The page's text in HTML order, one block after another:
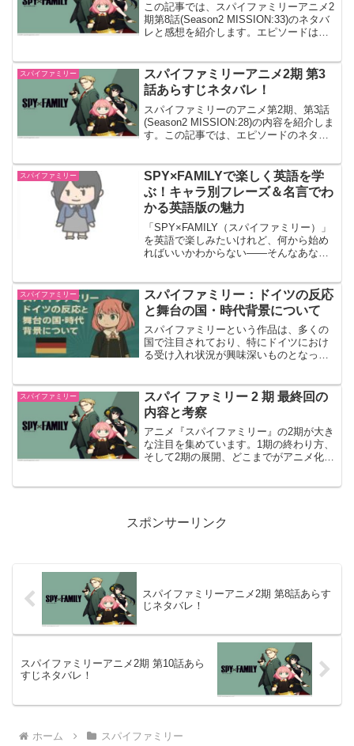
この記事では、スパイファミリーアニメ2
期第8話(Season2 MISSION:33)のネタバ
レと感想を紹介します。エピソードはヨ
クターの深さと家族への愛、ユーリとヨ
ルの関係の深さを掘り下げます。
スパイファミリー
スパイファミリーアニメ2期 第3
話あらすじネタバレ！
スパイファミリーのアニメ第2期、第3話
(Season2 MISSION:28)の内容を紹介しま
す。この記事では、エピソードのネタバ
ご注意ください。
スパイファミリー
SPY×FAMILYで楽しく英語を学
ぶ！キャラ別フレーズ＆名言でわ
かる英語版の魅力
「SPY×FAMILY（スパイファミリー）」
を英語で楽しみたいけれど、何から始め
ればいいかわからない——そんなあなた
名言を紹介しながら、英語版コミックの
試し読み方法や英語学習への活用法まで
徹底解説します。英語でSPY×FAMILYを
楽しむ方法を知りたい方、アニメや漫画
を教材にしたい英語学習者にとって、実
用的で楽しいヒントが満載です。
スパイファミリー
スパイファミリー：ドイツの反応
と舞台の国・時代背景について
スパイファミリーという作品は、多くの
国で注目されており、特にドイツにおけ
る受け入れ状況が興味深いものとなって
求してみましょう。スパイファミリーの
魅力：ストーリーとキャラ...
スパイファミリー
スパイ ファミリー 2 期 最終回の
内容と考察
アニメ『スパイファミリー』の2期が大き
な注目を集めています。1期の終わり方、
そして2期の展開、どこまでがアニメ化さ
スポンサーリンク
スパイファミリーアニメ2期 第8話あらす
じネタバレ！
スパイファミリーアニメ2期 第10話あら
すじネタバレ！
ホーム スパイファミリー